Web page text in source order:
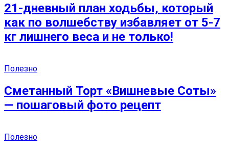
21-дневный план ходьбы, который
как по волшебству избавляет от 5-7
кг лишнего веса и не только!
Полезно
Сметанный Торт «Вишневые Соты»
— пошаговый фото рецепт
Полезно